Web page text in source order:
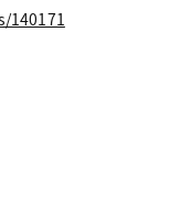
140171